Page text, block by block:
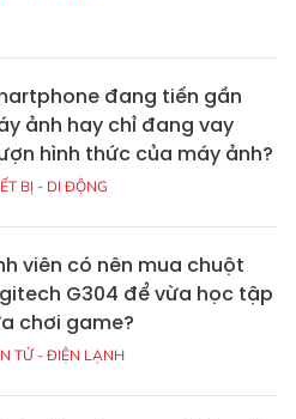
đang tiến gần
ảnh hay chỉ đang vay
hình thức của máy ảnh?
BỊ - DI ĐỘNG
viên có nên mua chuột
G304 để vừa học tập
chơi game?
TỬ - ĐIỆN LẠNH